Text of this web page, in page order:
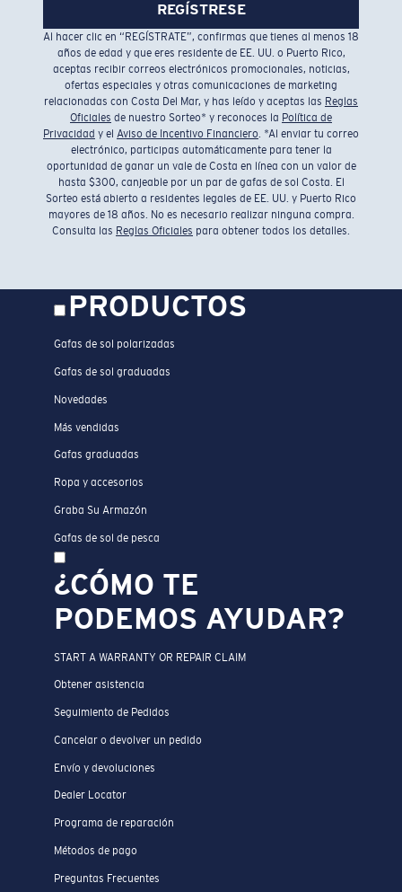
REGÍSTRESE
Al hacer clic en “REGÍSTRATE”, confirmas que tienes al menos 18
años de edad y que eres residente de EE. UU. o Puerto Rico,
aceptas recibir correos electrónicos promocionales, noticias,
ofertas especiales y otras comunicaciones de marketing
relacionadas con Costa Del Mar, y has leído y aceptas las Reglas
Oficiales de nuestro Sorteo* y reconoces la Política de
Privacidad y el Aviso de Incentivo Financiero. *Al enviar tu correo
electrónico, participas automáticamente para tener la
oportunidad de ganar un vale de Costa en línea con un valor de
hasta $300, canjeable por un par de gafas de sol Costa. El
Sorteo está abierto a residentes legales de EE. UU. y Puerto Rico
mayores de 18 años. No es necesario realizar ninguna compra.
Consulta las Reglas Oficiales para obtener todos los detalles.
PRODUCTOS
Gafas de sol polarizadas
Gafas de sol graduadas
Novedades
Más vendidas
Gafas graduadas
Ropa y accesorios
Graba Su Armazón
Gafas de sol de pesca
¿CÓMO TE
PODEMOS AYUDAR?
START A WARRANTY OR REPAIR CLAIM
Obtener asistencia
Seguimiento de Pedidos
Cancelar o devolver un pedido
Envío y devoluciones
Dealer Locator
Programa de reparación
Métodos de pago
Preguntas Frecuentes